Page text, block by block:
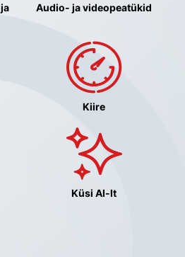
Audio- ja videopeatükid
Kiire
Küsi AI-lt